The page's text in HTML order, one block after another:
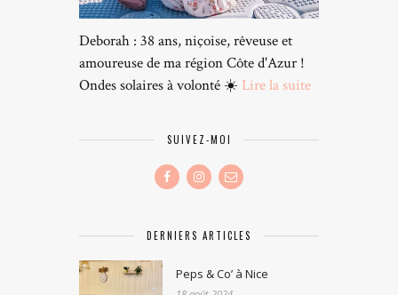
Deborah : 38 ans, niçoise, rêveuse et
amoureuse de ma région Côte d'Azur !
Ondes solaires à volonté ☀️ Lire la suite
SUIVEZ-MOI
DERNIERS ARTICLES
Peps & Co’ à Nice